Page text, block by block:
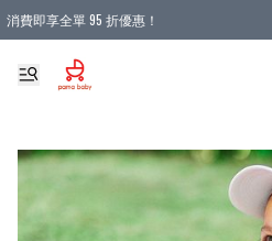
消費即享全單 95 折優惠！
購物滿 HKD 900.00即享免運費優惠！（適用